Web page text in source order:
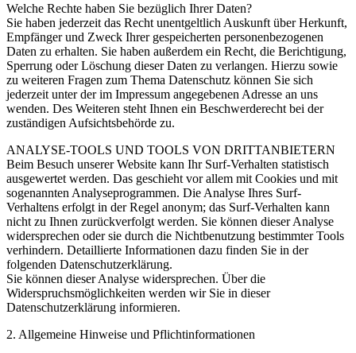
Welche Rechte haben Sie bezüglich Ihrer Daten?
Sie haben jederzeit das Recht unentgeltlich Auskunft über Herkunft,
Empfänger und Zweck Ihrer gespeicherten personenbezogenen
Daten zu erhalten. Sie haben außerdem ein Recht, die Berichtigung,
Sperrung oder Löschung dieser Daten zu verlangen. Hierzu sowie
zu weiteren Fragen zum Thema Datenschutz können Sie sich
jederzeit unter der im Impressum angegebenen Adresse an uns
wenden. Des Weiteren steht Ihnen ein Beschwerderecht bei der
zuständigen Aufsichtsbehörde zu.
ANALYSE-TOOLS UND TOOLS VON DRITTANBIETERN
Beim Besuch unserer Website kann Ihr Surf-Verhalten statistisch
ausgewertet werden. Das geschieht vor allem mit Cookies und mit
sogenannten Analyseprogrammen. Die Analyse Ihres Surf-
Verhaltens erfolgt in der Regel anonym; das Surf-Verhalten kann
nicht zu Ihnen zurückverfolgt werden. Sie können dieser Analyse
widersprechen oder sie durch die Nichtbenutzung bestimmter Tools
verhindern. Detaillierte Informationen dazu finden Sie in der
folgenden Datenschutzerklärung.
Sie können dieser Analyse widersprechen. Über die
Widerspruchsmöglichkeiten werden wir Sie in dieser
Datenschutzerklärung informieren.
2. Allgemeine Hinweise und Pflichtinformationen